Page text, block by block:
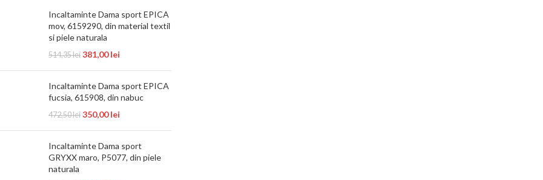
Incaltaminte Dama sport EPICA
mov, 6159290, din material textil
si piele naturala
514,35lei 381,00lei
Incaltaminte Dama sport EPICA
fucsia, 615908, din nabuc
472,50lei 350,00lei
Incaltaminte Dama sport
GRYXX maro, P5077, din piele
naturala